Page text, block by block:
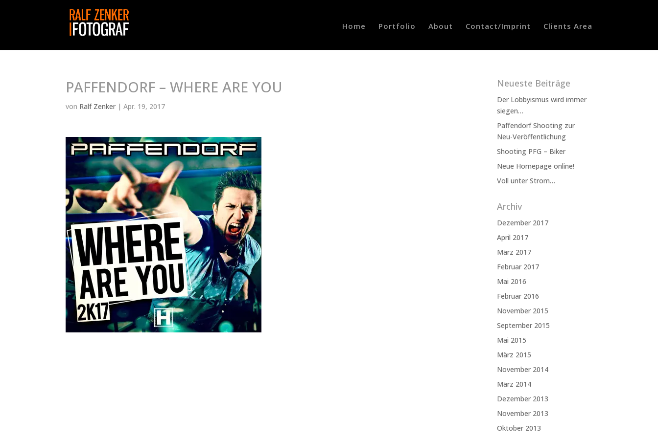
Home Portfolio About Contact/Imprint Clients Area
PAFFENDORF – WHERE ARE YOU
von Ralf Zenker |Apr. 19, 2017
Neueste Beiträge
Der Lobbyismus wird immer
siegen…
Paffendorf Shooting zur
Neu-Veröffentlichung
Shooting PFG – Biker
Neue Homepage online!
Voll unter Strom…
Archiv
Dezember 2017
April 2017
März 2017
Februar 2017
Mai 2016
Februar 2016
November 2015
September 2015
Mai 2015
März 2015
November 2014
März 2014
Dezember 2013
November 2013
Oktober 2013